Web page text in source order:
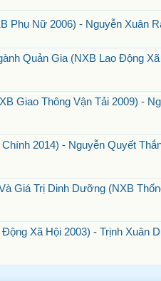
Phụ Nữ 2006) - Nguyễn Xuân
Quản Gia (NXB Lao Động
Giao Thông Vận Tải 2009) -
2014) - Nguyễn Quyết
Giá Trị Dinh Dưỡng (NXB
Xã Hội 2003) - Trịnh Xuân